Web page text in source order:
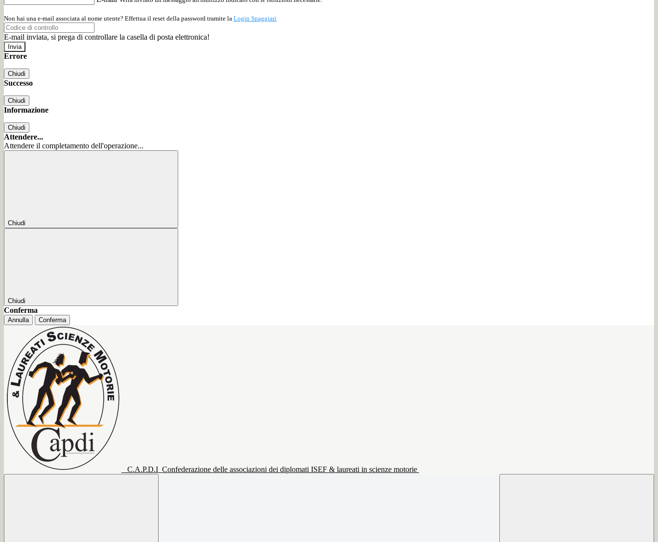
Non hai una e-mail associata al nome utente? Effettua il reset della password tramite la Login Spaggiari
E-mail inviata, si prega di controllare la casella di posta elettronica!
Errore
Chiudi
Successo
Chiudi
Informazione
Chiudi
Attendere...
Attendere il completamento dell'operazione...
Chiudi
Chiudi
Conferma
Annulla Conferma
C.A.P.D.I Confederazione delle associazioni dei diplomati ISEF & laureati in scienze motorie